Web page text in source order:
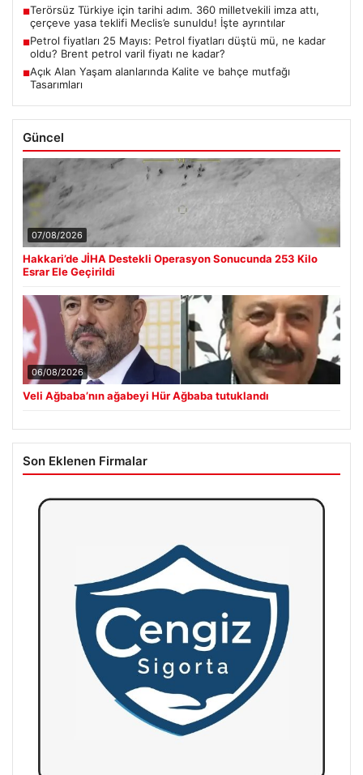
■Terörsüz Türkiye için tarihi adım. 360 milletvekili imza attı,
çerçeve yasa teklifi Meclis’e sunuldu! İşte ayrıntılar
■Petrol fiyatları 25 Mayıs: Petrol fiyatları düştü mü, ne kadar
oldu? Brent petrol varil fiyatı ne kadar?
■Açık Alan Yaşam alanlarında Kalite ve bahçe mutfağı
Tasarımları
Güncel
07/08/2026
Hakkari’de JİHA Destekli Operasyon Sonucunda 253 Kilo
Esrar Ele Geçirildi
06/08/2026
Veli Ağbaba’nın ağabeyi Hür Ağbaba tutuklandı
Son Eklenen Firmalar